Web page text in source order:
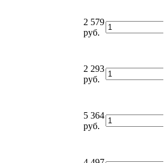
2 579
руб.
2 293
руб.
5 364
руб.